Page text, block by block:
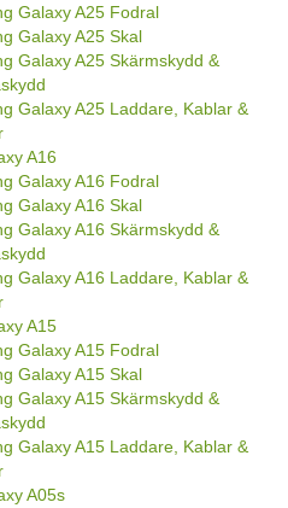
Galaxy A25 Fodral
Galaxy A25 Skal
Galaxy A25 Skärmskydd &
Galaxy A25 Laddare, Kablar &
A16
Galaxy A16 Fodral
Galaxy A16 Skal
Galaxy A16 Skärmskydd &
Galaxy A16 Laddare, Kablar &
A15
Galaxy A15 Fodral
Galaxy A15 Skal
Galaxy A15 Skärmskydd &
Galaxy A15 Laddare, Kablar &
A05s